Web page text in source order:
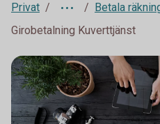
Privat
Betala
Girobetalning Kuverttjänst